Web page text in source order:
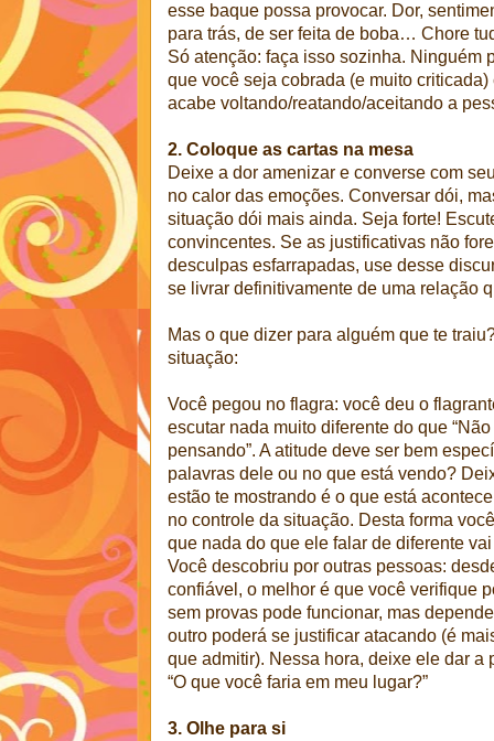
esse baque possa provocar. Dor,
para trás, de ser feita de boba… Chore
Só atenção: faça isso sozinha. Ninguém
que você seja cobrada (e muito
acabe voltando/reatando/aceitando a
2. Coloque as cartas na mesa
Deixe a dor amenizar e converse com
no calor das emoções. Conversar dói,
situação dói mais ainda. Seja forte!
convincentes. Se as justificativas não
desculpas esfarrapadas, use desse
se livrar definitivamente de uma relação
Mas o que dizer para alguém que te
situação:
Você pegou no flagra: você deu o
escutar nada muito diferente do que
pensando”. A atitude deve ser bem
palavras dele ou no que está vendo?
estão te mostrando é o que está
no controle da situação. Desta forma
que nada do que ele falar de diferente
Você descobriu por outras pessoas:
confiável, o melhor é que você verifique
sem provas pode funcionar, mas
outro poderá se justificar atacando (é
que admitir). Nessa hora, deixe ele dar a
“O que você faria em meu lugar?”
3. Olhe para si